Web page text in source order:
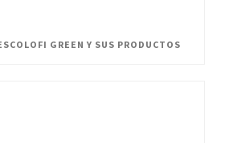
GREEN Y SUS PRODUCTOS